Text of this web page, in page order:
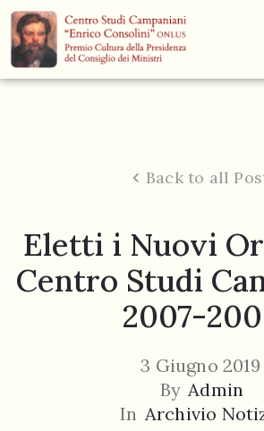
Centro
Museo
Curiosità
Back to all
Eletti i Nuovi
Centro Studi
2007-
3 Giugno 2019
By Admin
In Archivio